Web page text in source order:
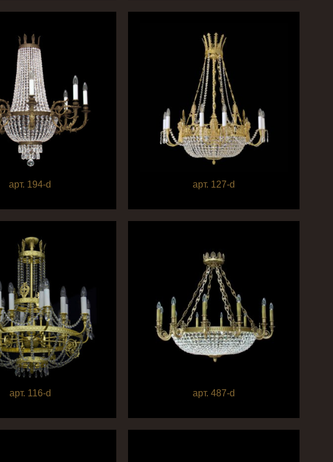
арт. 194-d арт. 127-d
арт. 116-d арт. 487-d